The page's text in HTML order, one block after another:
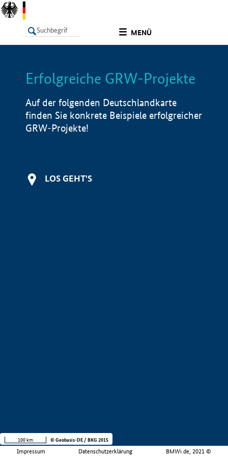
MENÜ
LISTE Info
Erfolgreiche GRW-Projekte
Auf der folgenden Deutschlandkarte
finden Sie konkrete Beispiele erfolgreicher
GRW-Projekte!
LOS GEHT'S
Impressum Datenschutzerklärung BMWi.de, 2021 ©
100 km © Geobasis-DE / BKG 2015